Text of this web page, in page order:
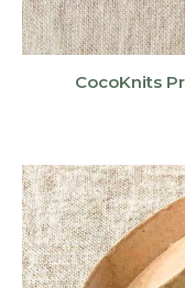
CocoKnits